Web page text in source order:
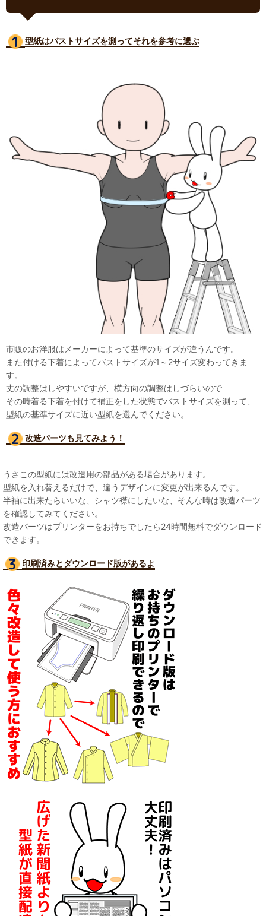
型紙はバストサイズを測ってそれを参考に選ぶ
市販のお洋服はメーカーによって基準のサイズが違うんです。
また付ける下着によってバストサイズが1～2サイズ変わってきま
す。
丈の調整はしやすいですが、横方向の調整はしづらいので
その時着る下着を付けて補正をした状態でバストサイズを測って、
型紙の基準サイズに近い型紙を選んでください。
改造パーツも見てみよう！
うさこの型紙には改造用の部品がある場合があります。
型紙を入れ替えるだけで、違うデザインに変更が出来るんです。
半袖に出来たらいいな、シャツ襟にしたいな、そんな時は改造パーツ
を確認してみてください。
改造パーツはプリンターをお持ちでしたら24時間無料でダウンロード
できます。
印刷済みとダウンロード版があるよ